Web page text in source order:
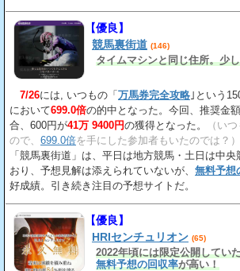
【優良】
競馬裏街道 (146)
タイムマシンと同じ住所。少
7/26には, いつもの「 万馬券完全攻略 ｣という
において699.0倍の的中となった。今回、推奨金
合、600円が41万 9400円の獲得となった。
（い
ので、 699.0倍を手にした参加者もいたのでは？）
「競馬裏街道」は、平日は地方競馬・土日は中
おり、予想見解は添えられていないが、 無料予想
好成績。引き続き注目の予想サイトだ。
【優良】
HRIセンチュリオン (65)
2022年頃には限定公開してい
無料予想の回収率が高い！